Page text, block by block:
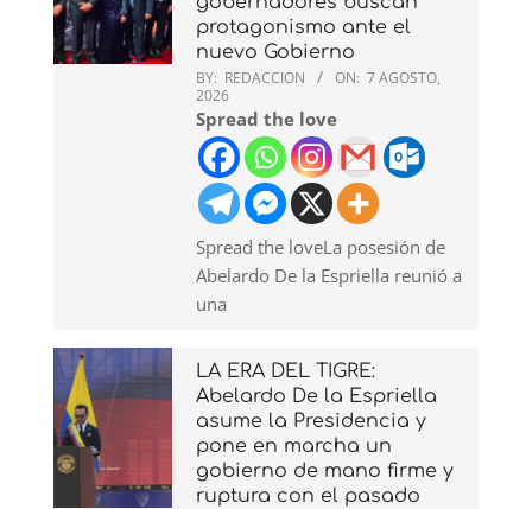
protagonismo ante el
nuevo Gobierno
BY: REDACCION ON: 7 AGOSTO,
2026
Spread the love
Spread the loveLa posesión de
Abelardo De la Espriella reunió a
una
LA ERA DEL TIGRE:
Abelardo De la Espriella
asume la Presidencia y
pone en marcha un
gobierno de mano firme y
ruptura con el pasado